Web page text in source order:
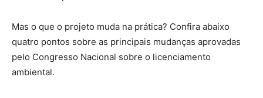
Mas o que o projeto muda na prática? Confira abaixo
quatro pontos sobre as principais mudanças aprovadas
pelo Congresso Nacional sobre o licenciamento
ambiental.